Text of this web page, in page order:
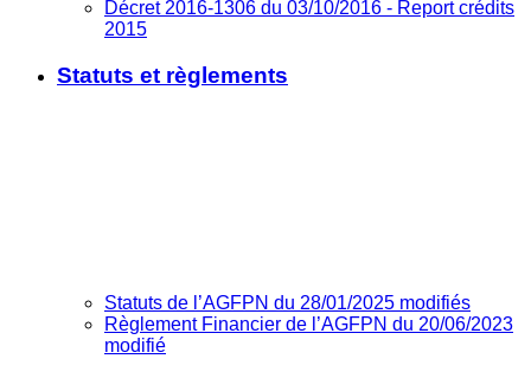
Décret 2016-1306 du 03/10/2016 - Report crédits
2015
Statuts et règlements
Statuts de l’AGFPN du 28/01/2025 modifiés
Règlement Financier de l’AGFPN du 20/06/2023
modifié